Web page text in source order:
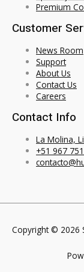
Premium
Customer
News Room
Support
About Us
Contact Us
Careers
Contact Info
La Molina,
+51 967
Copyright © 2026